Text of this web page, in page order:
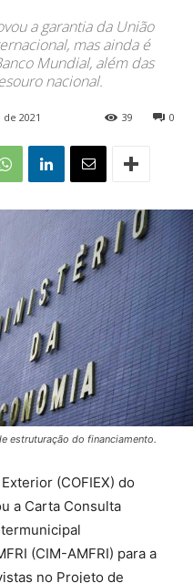
a garantia da União
mas ainda é
Mundial, além das
nacional.
2021 0
39
estruturação do financiamento.
(COFIEX) do
a Carta Consulta
(CIM-AMFRI) para a
no Projeto de